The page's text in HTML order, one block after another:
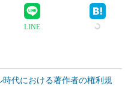
LINE
代における著作者の権利規